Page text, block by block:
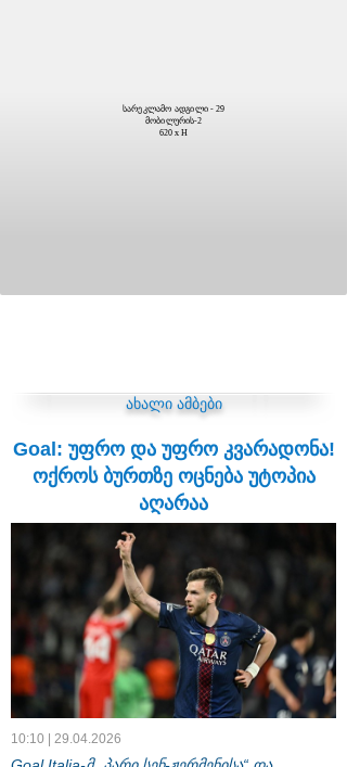
სარეკლამო ადგილი - 29
მობილურის-2
620 x H
ახალი ამბები
Goal: უფრო და უფრო კვარადონა!
ოქროს ბურთზე ოცნება უტოპია
აღარაა
10:10 | 29.04.2026